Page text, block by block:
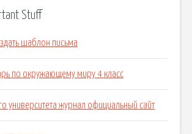
Stuff
шаблон письма
по окружающему миру 4 класс
университета журнал официальный сайт